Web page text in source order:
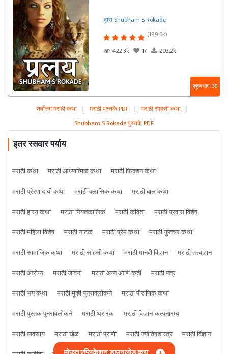
द्वारा Shubham S Rokade
(199.6k)
422.3k
17 203.2k
एकूण भाग : 30
सर्वोत्तम मराठी कथा | मराठी पुस्तके PDF | मराठी साहसी कथा |
Shubham S Rokade पुस्तके PDF
इतर रसदार पर्याय
मराठी कथा मराठी आध्यात्मिक कथा
मराठी फिक्शन कथा
मराठी प्रेरणादायी कथा
मराठी क्लासिक कथा
मराठी बाल कथा
मराठी हास्य कथा
मराठी नियतकालिक मराठी कविता
मराठी प्रवास विशेष
मराठी महिला विशेष
मराठी नाटक मराठी प्रेम कथा
मराठी गुप्तचर कथा
मराठी सामाजिक कथा
मराठी साहसी कथा मराठी मानवी विज्ञान
मराठी तत्त्वज्ञान
मराठी आरोग्य
मराठी जीवनी मराठी अन्न आणि कृती
मराठी पत्र
मराठी भय कथा
मराठी मूव्ही पुनरावलोकने
मराठी पौराणिक कथा
मराठी पुस्तक पुनरावलोकने
मराठी थरारक
मराठी विज्ञान-कल्पनारम्य
मराठी व्यवसाय
मराठी खेळ मराठी प्राणी मराठी ज्योतिषशास्त्र
मराठी विज्ञान